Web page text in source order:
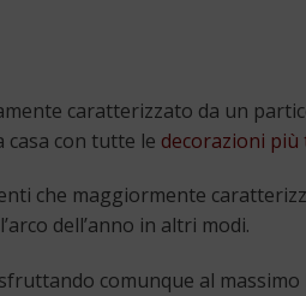
caratterizzato da un
con tutte le decorazioni
che maggiormente
dell’anno in altri modi.
comunque al massimo